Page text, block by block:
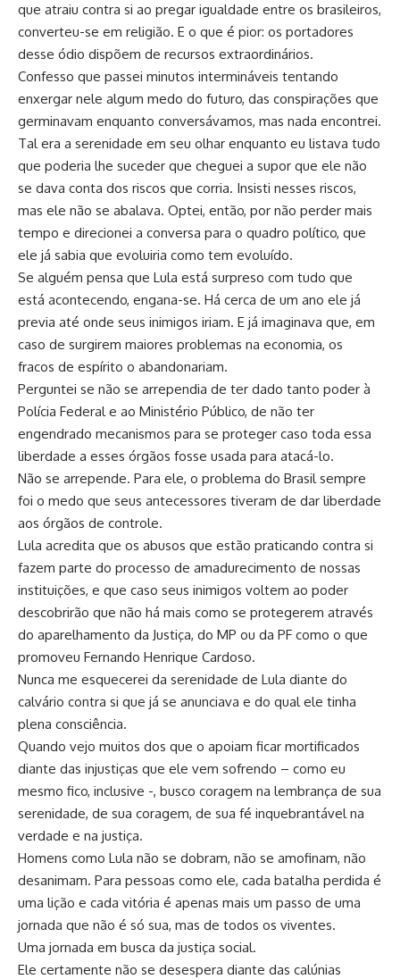
que atraiu contra si ao pregar igualdade entre os brasileiros,
converteu-se em religião. E o que é pior: os portadores
desse ódio dispõem de recursos extraordinários.
Confesso que passei minutos intermináveis tentando
enxergar nele algum medo do futuro, das conspirações que
germinavam enquanto conversávamos, mas nada encontrei.
Tal era a serenidade em seu olhar enquanto eu listava tudo
que poderia lhe suceder que cheguei a supor que ele não
se dava conta dos riscos que corria. Insisti nesses riscos,
mas ele não se abalava. Optei, então, por não perder mais
tempo e direcionei a conversa para o quadro político, que
ele já sabia que evoluiria como tem evoluído.
Se alguém pensa que Lula está surpreso com tudo que
está acontecendo, engana-se. Há cerca de um ano ele já
previa até onde seus inimigos iriam. E já imaginava que, em
caso de surgirem maiores problemas na economia, os
fracos de espírito o abandonariam.
Perguntei se não se arrependia de ter dado tanto poder à
Polícia Federal e ao Ministério Público, de não ter
engendrado mecanismos para se proteger caso toda essa
liberdade a esses órgãos fosse usada para atacá-lo.
Não se arrepende. Para ele, o problema do Brasil sempre
foi o medo que seus antecessores tiveram de dar liberdade
aos órgãos de controle.
Lula acredita que os abusos que estão praticando contra si
fazem parte do processo de amadurecimento de nossas
instituições, e que caso seus inimigos voltem ao poder
descobrirão que não há mais como se protegerem através
do aparelhamento da Justiça, do MP ou da PF como o que
promoveu Fernando Henrique Cardoso.
Nunca me esquecerei da serenidade de Lula diante do
calvário contra si que já se anunciava e do qual ele tinha
plena consciência.
Quando vejo muitos dos que o apoiam ficar mortificados
diante das injustiças que ele vem sofrendo – como eu
mesmo fico, inclusive -, busco coragem na lembrança de sua
serenidade, de sua coragem, de sua fé inquebrantável na
verdade e na justiça.
Homens como Lula não se dobram, não se amofinam, não
desanimam. Para pessoas como ele, cada batalha perdida é
uma lição e cada vitória é apenas mais um passo de uma
jornada que não é só sua, mas de todos os viventes.
Uma jornada em busca da justiça social.
Ele certamente não se desespera diante das calúnias